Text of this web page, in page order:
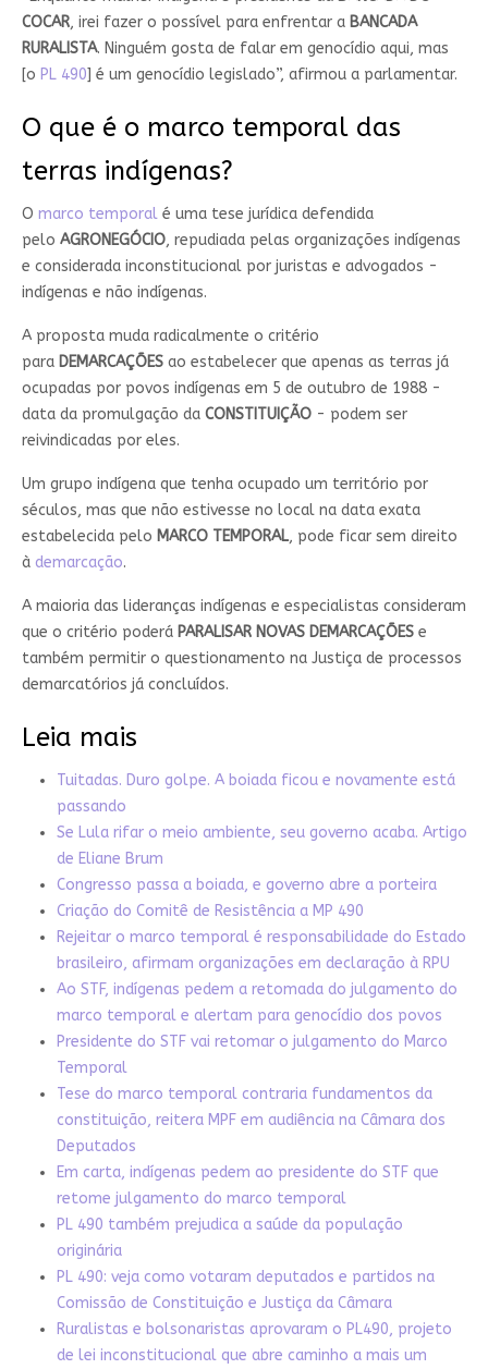
COCAR, irei fazer o possível para enfrentar a BANCADA
RURALISTA. Ninguém gosta de falar em genocídio aqui, mas
[o PL 490] é um genocídio legislado”, afirmou a parlamentar.
O que é o marco temporal das
terras indígenas?
O marco temporalé uma tese jurídica defendida
pelo AGRONEGÓCIO, repudiada pelas organizações indígenas
e considerada inconstitucional por juristas e advogados -
indígenas e não indígenas.
A proposta muda radicalmente o critério
para DEMARCAÇÕESao estabelecer que apenas as terras já
ocupadas por povos indígenas em 5 de outubro de 1988 -
data da promulgação da CONSTITUIÇÃO- podem ser
reivindicadas por eles.
Um grupo indígena que tenha ocupado um território por
séculos, mas que não estivesse no local na data exata
estabelecida pelo MARCO TEMPORAL, pode ficar sem direito
à demarcação.
A maioria das lideranças indígenas e especialistas consideram
que o critério poderá PARALISAR NOVAS DEMARCAÇÕESe
também permitir o questionamento na Justiça de processos
demarcatórios já concluídos.
Leia mais
Tuitadas. Duro golpe. A boiada ficou e novamente está
passando
Se Lula rifar o meio ambiente, seu governo acaba. Artigo
de Eliane Brum
Congresso passa a boiada, e governo abre a porteira
Criação do Comitê de Resistência a MP 490
Rejeitar o marco temporal é responsabilidade do Estado
brasileiro, afirmam organizações em declaração à RPU
Ao STF, indígenas pedem a retomada do julgamento do
marco temporal e alertam para genocídio dos povos
Presidente do STF vai retomar o julgamento do Marco
Temporal
Tese do marco temporal contraria fundamentos da
constituição, reitera MPF em audiência na Câmara dos
Deputados
Em carta, indígenas pedem ao presidente do STF que
retome julgamento do marco temporal
PL 490 também prejudica a saúde da população
originária
PL 490: veja como votaram deputados e partidos na
Comissão de Constituição e Justiça da Câmara
Ruralistas e bolsonaristas aprovaram o PL490, projeto
de lei inconstitucional que abre caminho a mais um